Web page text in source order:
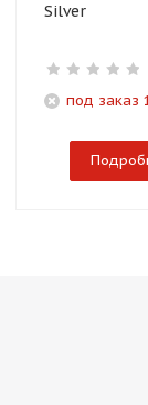
Silver
под заказ